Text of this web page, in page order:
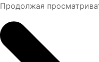
Продолжая